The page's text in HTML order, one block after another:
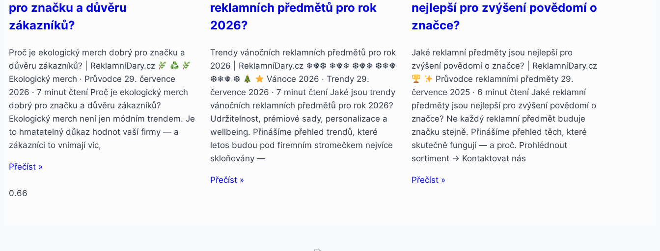
pro značku a důvěru
zákazníků?
Proč je ekologický merch dobrý pro značku a
důvěru zákazníků? | ReklamníDary.cz
Ekologický merch · Průvodce 29. července
2026 · 7 minut čtení Proč je ekologický merch
dobrý pro značku a důvěru zákazníků?
Ekologický merch není jen módním trendem. Je
to hmatatelný důkaz hodnot vaší firmy — a
zákazníci to vnímají víc,
Přečíst »
reklamních předmětů pro rok
2026?
Trendy vánočních reklamních předmětů pro rok
2026 | ReklamníDary.cz ❄❅❆ ❄❅❄ ❆❅❄ ❆❄❅
❆❄❅ ❆
Vánoce 2026 · Trendy 29.
července 2026 · 7 minut čtení Jaké jsou trendy
vánočních reklamních předmětů pro rok 2026?
Udržitelnost, prémiové sady, personalizace a
wellbeing. Přinášíme přehled trendů, které
letos budou pod firemním stromečkem nejvíce
skloňovány —
Přečíst »
nejlepší pro zvýšení povědomí o
značce?
Jaké reklamní předměty jsou nejlepší pro
zvýšení povědomí o značce? | ReklamníDary.cz
Průvodce reklamními předměty 29.
července 2025 · 6 minut čtení Jaké reklamní
předměty jsou nejlepší pro zvýšení povědomí o
značce? Ne každý reklamní předmět buduje
značku stejně. Přinášíme přehled těch, které
skutečně fungují — a proč. Prohlédnout
sortiment → Kontaktovat nás
Přečíst »